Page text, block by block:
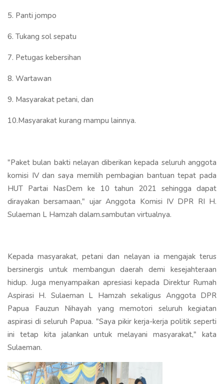
5. Panti jompo
6. Tukang sol sepatu
7. Petugas kebersihan
8. Wartawan
9. Masyarakat petani, dan
10.Masyarakat kurang mampu lainnya.
"Paket bulan bakti nelayan diberikan kepada seluruh anggota
komisi IV dan saya memilih pembagian bantuan tepat pada
HUT Partai NasDem ke 10 tahun 2021 sehingga dapat
dirayakan bersamaan," ujar Anggota Komisi IV DPR RI H.
Sulaeman L Hamzah dalam.sambutan virtualnya.
Kepada masyarakat, petani dan nelayan ia mengajak terus
bersinergis untuk membangun daerah demi kesejahteraan
hidup. Juga menyampaikan apresiasi kepada Direktur Rumah
Aspirasi H. Sulaeman L Hamzah sekaligus Anggota DPR
Papua Fauzun Nihayah yang memotori seluruh kegiatan
aspirasi di seluruh Papua. "Saya pikir kerja-kerja politik seperti
ini tetap kita jalankan untuk melayani masyarakat," kata
Sulaeman.